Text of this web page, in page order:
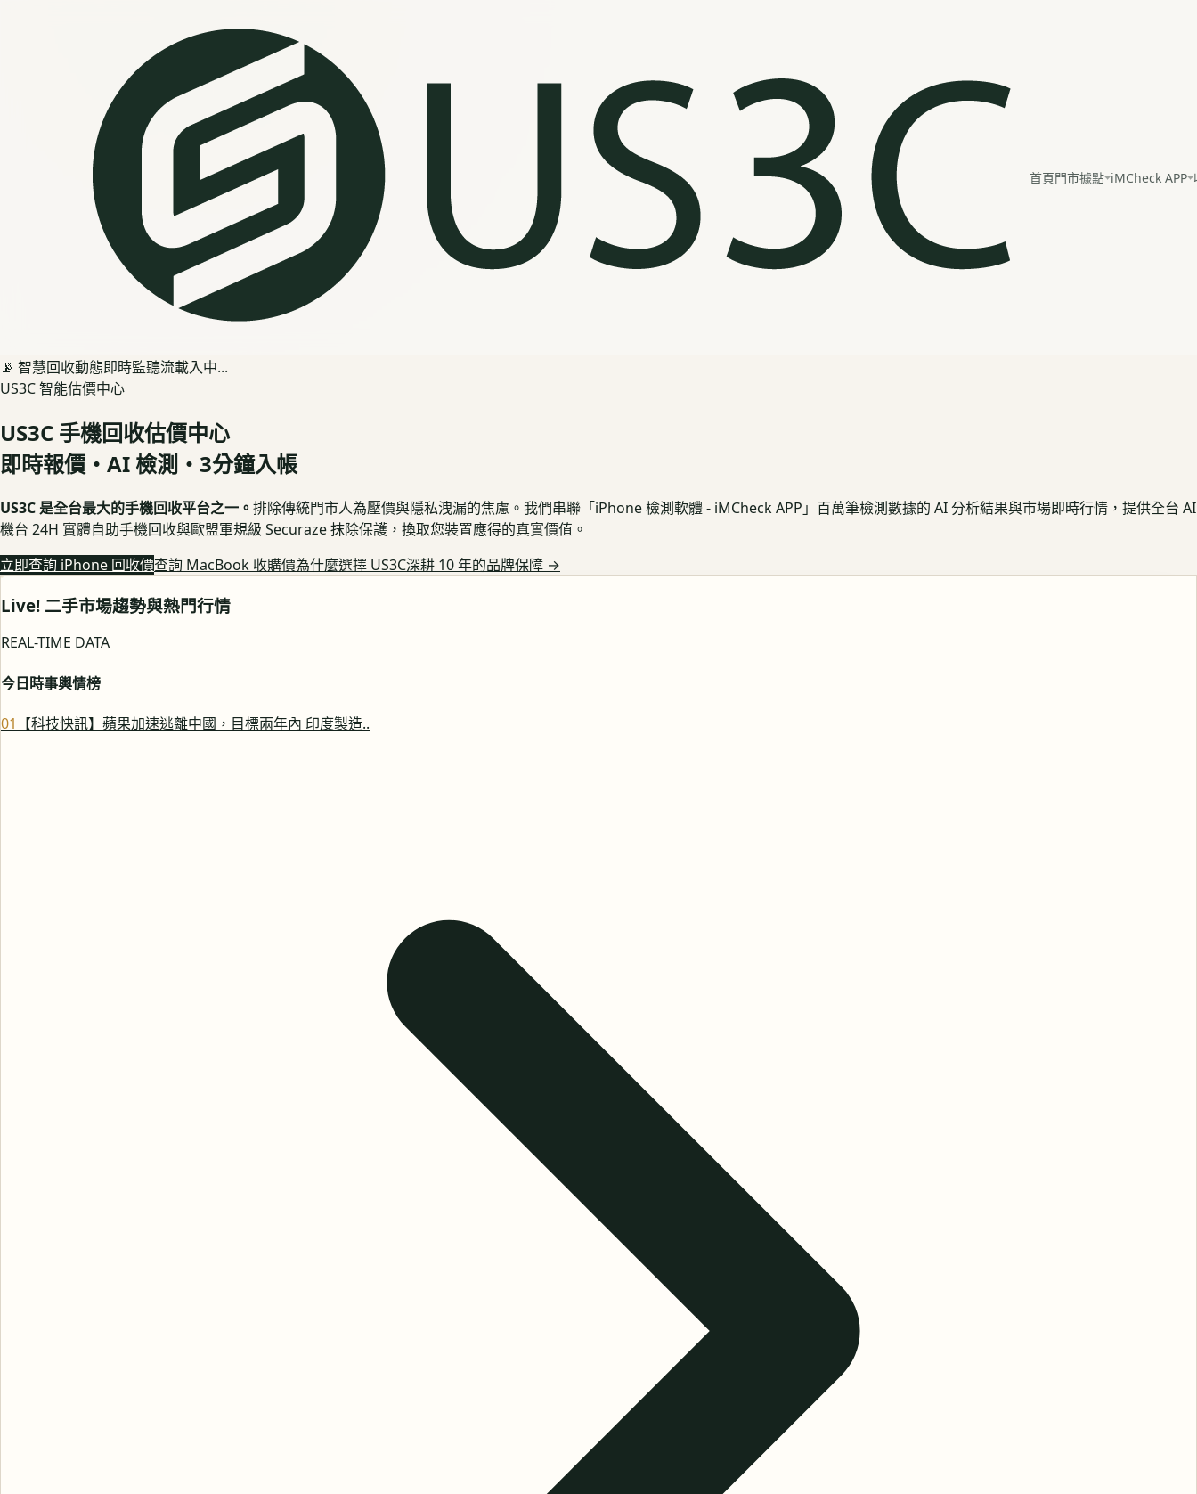
首頁門市據點 iMCheck APP
📡 智慧回收動態即時監聽流載入中...
US3C 智能估價中心
US3C 手機回收估價中心
即時報價・AI 檢測・3分鐘入帳
US3C 是全台最大的手機回收平台之一。 排除傳統門市人為壓價與隱私洩漏的焦慮。我們串聯「iPhone 檢測軟體 - iMCheck APP」百萬筆檢測數據的 AI 分析結果與市場即時行情，提供全台 AI
機台 24H 實體自助手機回收與歐盟軍規級 Securaze 抹除保護，換取您裝置應得的真實價值。
立即查詢 iPhone 回收價查詢 MacBook 收購價為什麼選擇 US3C深耕 10 年的品牌保障 →
Live! 二手市場趨勢與熱門行情
REAL-TIME DATA
今日時事輿情榜
01 【科技快訊】蘋果加速逃離中國，目標兩年內 印度製造..